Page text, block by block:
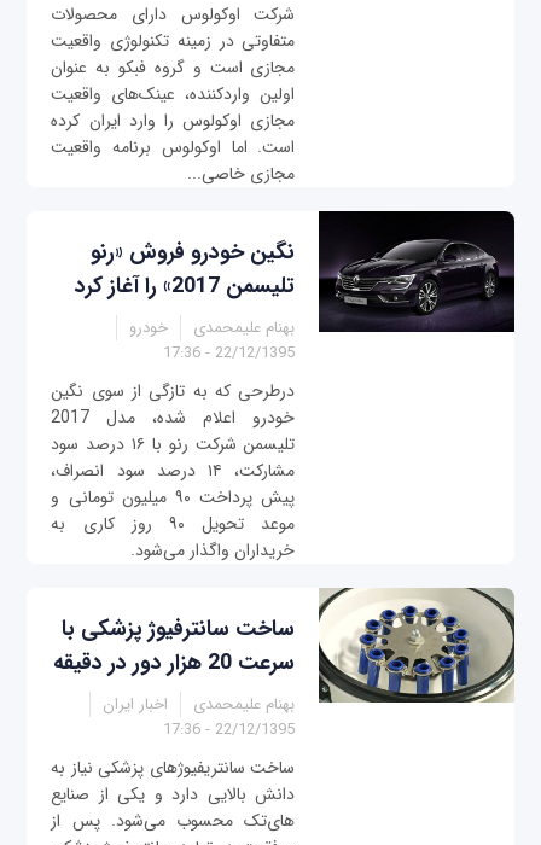
شرکت اوکولوس دارای محصولات
متفاوتی در زمینه تکنولوژی واقعیت
مجازی است و گروه فبکو به عنوان
اولین واردکننده، عینک‌های واقعیت
مجازی اوکولوس را وارد ایران کرده
است. اما اوکولوس برنامه واقعیت
مجازی خاصی...
نگین خودرو فروش «رنو
تلیسمن 2017» را آغاز کرد
بهنام علیمحمدی
خودرو
22/12/1395 - 17:36
درطرحی که به تازگی از سوی نگین
خودرو اعلام شده، مدل 2017
تلیسمن شرکت رنو با ۱۶ درصد سود
مشارکت، ۱۴ درصد سود انصراف،
پیش پرداخت ۹۰ میلیون تومانی و
موعد تحویل ۹۰ روز کاری به
خریداران واگذار می‌شود.
ساخت سانترفیوژ پزشکی با
سرعت 20 هزار دور در دقیقه
بهنام علیمحمدی
اخبار ایران
22/12/1395 - 17:36
ساخت سانتریفیوژهای پزشکی نیاز به
دانش بالایی دارد و یکی از صنایع
های‌تک محسوب می‌شود. پس از